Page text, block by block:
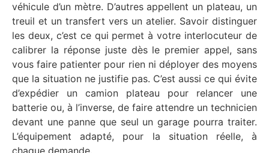
véhicule d’un mètre. D’autres appellent un plateau, un
treuil et un transfert vers un atelier. Savoir distinguer
les deux, c’est ce qui permet à votre interlocuteur de
calibrer la réponse juste dès le premier appel, sans
vous faire patienter pour rien ni déployer des moyens
que la situation ne justifie pas. C’est aussi ce qui évite
d’expédier un camion plateau pour relancer une
batterie ou, à l’inverse, de faire attendre un technicien
devant une panne que seul un garage pourra traiter.
L’équipement adapté, pour la situation réelle, à